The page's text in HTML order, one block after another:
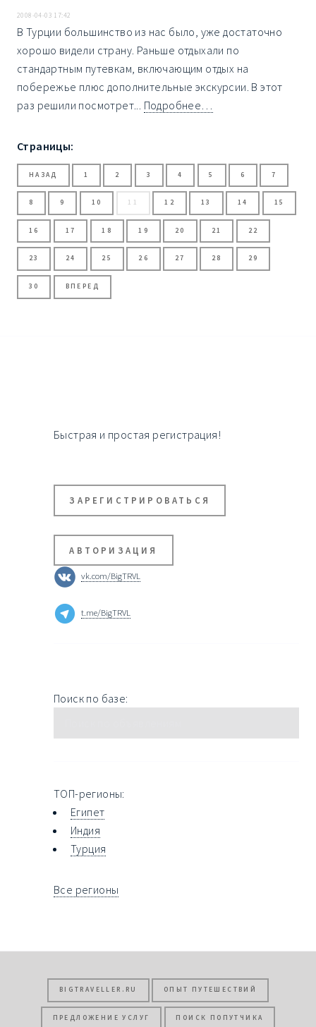
2008-04-03 17:42
В Турции большинство из нас было, уже достаточно
хорошо видели страну. Раньше отдыхали по
стандартным путевкам, включающим отдых на
побережье плюс дополнительные экскурсии. В этот
раз решили посмотрет... Подробнее…
Страницы:
НАЗАД 1 2 3 4 5 6 7
8 9 10 11 12 13 14 15
16 17 18 19 20 21 22
23 24 25 26 27 28 29
30 ВПЕРЕД
Быстрая и простая регистрация!
ЗАРЕГИСТРИРОВАТЬСЯ
АВТОРИЗАЦИЯ
vk.com/BigTRVL
t.me/BigTRVL
Поиск по базе:
ТОП-регионы:
Египет
Индия
Турция
Все регионы
BIGTRAVELLER.RU ОПЫТ ПУТЕШЕСТВИЙ
ПРЕДЛОЖЕНИЕ УСЛУГ ПОИСК ПОПУТЧИКА